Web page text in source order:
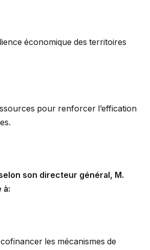
économique des territoires
pour renforcer l’effication
selon son directeur général, M.
à:
les mécanismes de